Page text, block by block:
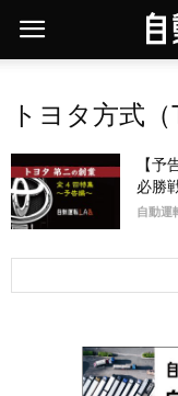
トヨタ方式（
【
必勝
自動運